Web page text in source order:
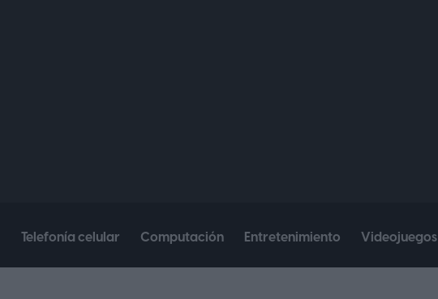
Telefonía celular Computación Entretenimiento Videojuegos